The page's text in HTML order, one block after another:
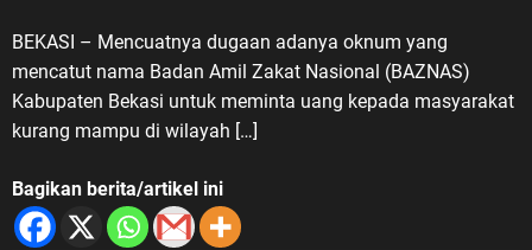
BEKASI – Mencuatnya dugaan adanya oknum yang
mencatut nama Badan Amil Zakat Nasional (BAZNAS)
Kabupaten Bekasi untuk meminta uang kepada masyarakat
kurang mampu di wilayah […]
Bagikan berita/artikel ini